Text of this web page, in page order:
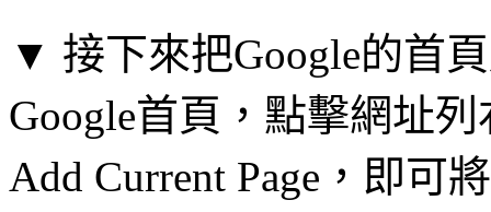
▼ 接下來把Google的首
Google首頁，點擊網址
Add Current Page，即可